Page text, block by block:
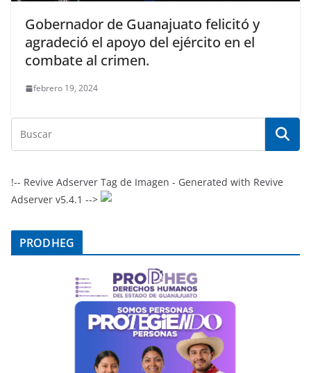
Gobernador de Guanajuato felicitó y
agradeció el apoyo del ejército en el
combate al crimen.
febrero 19, 2024
!-- Revive Adserver Tag de Imagen - Generated with Revive
Adserver v5.4.1 -->
PRODHEG